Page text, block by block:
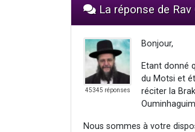
La réponse de Rav
45345 réponses
Bonjour,
Etant donné
du Motsi et
réciter la
Nous sommes à votre